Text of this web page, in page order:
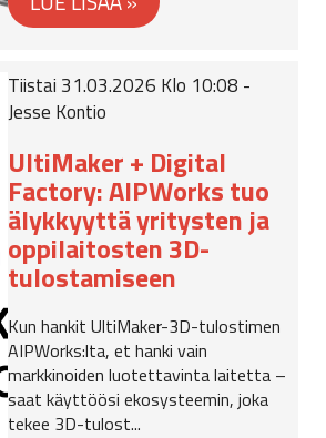
Tiistai 31.03.2026 Klo 10:08 -
Jesse Kontio
UltiMaker + Digital
Factory: AIPWorks tuo
älykkyyttä yritysten ja
oppilaitosten 3D-
tulostamiseen
Kun hankit UltiMaker-3D-tulostimen
AIPWorks:lta, et hanki vain
markkinoiden luotettavinta laitetta –
saat käyttöösi ekosysteemin, joka
tekee 3D-tulost...